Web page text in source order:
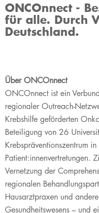
ONCOnnect -
für alle. Durch
Deutschland.
Über ONCOnnect
ONCOnnect ist ein
regionaler Outreach-
Krebshilfe geförderten
Beteiligung von 26
Krebspräventionszentrum
Patient:innenvertretungen.
Vernetzung der
regionalen
Hausarztpraxen und
Gesundheitswesens – und